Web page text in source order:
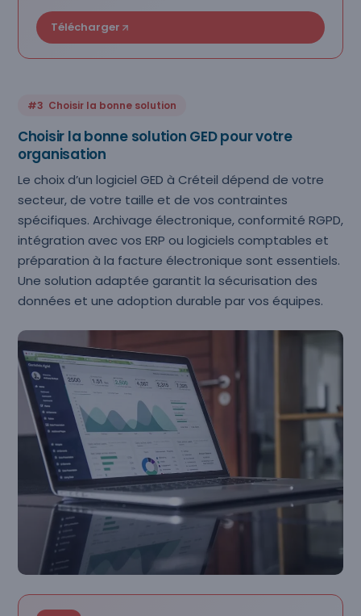
Télécharger
#3 Choisir la bonne solution
Choisir la bonne solution GED pour votre
organisation
Le choix d’un logiciel GED à Créteil dépend de votre
secteur, de votre taille et de vos contraintes
spécifiques. Archivage électronique, conformité RGPD,
intégration avec vos ERP ou logiciels comptables et
préparation à la facture électronique sont essentiels.
Une solution adaptée garantit la sécurisation des
données et une adoption durable par vos équipes.